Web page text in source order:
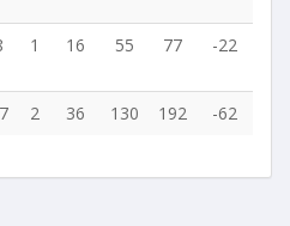
1 16 55 77 -22
2 36 130 192 -62